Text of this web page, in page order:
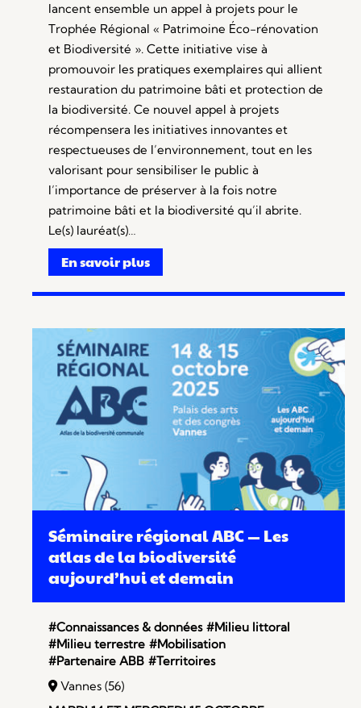
lancent ensemble un appel à projets pour le
Trophée Régional « Patrimoine Éco-rénovation
et Biodiversité ». Cette initiative vise à
promouvoir les pratiques exemplaires qui allient
restauration du patrimoine bâti et protection de
la biodiversité. Ce nouvel appel à projets
récompensera les initiatives innovantes et
respectueuses de l’environnement, tout en les
valorisant pour sensibiliser le public à
l’importance de préserver à la fois notre
patrimoine bâti et la biodiversité qu’il abrite.
Le(s) lauréat(s)…
En savoir plus
Séminaire régional ABC — Les
atlas de la biodiversité
aujourd’hui et demain
#Connaissances & données #Milieu littoral
#Milieu terrestre #Mobilisation
#Partenaire ABB #Territoires
Vannes (56)